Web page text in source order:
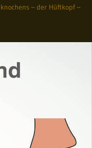
– der Hüftkopf –